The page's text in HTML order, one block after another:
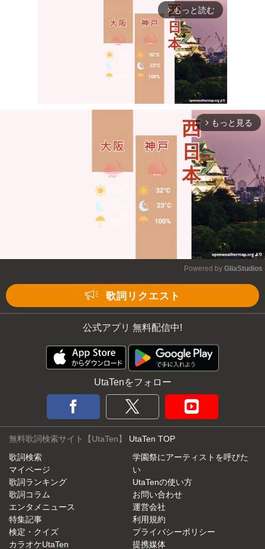
arrow_forward_ios もっと読む
Mute
arrow_forward_ios もっと見る
Powered by GliaStudios
歌詞リクエスト
公式アプリ 無料配信中!
UtaTenをフォロー
無料歌詞検索サイト【UtaTen】 UtaTen TOP
歌詞検索
マイページ
歌詞ランキング
歌詞コラム
エンタメニュース
特集記事
検定・クイズ
カラオケUtaTen
学園祭にアーティストを呼びた
い
UtaTenの使い方
お問い合わせ
運営会社
利用規約
プライバシーポリシー
提携媒体